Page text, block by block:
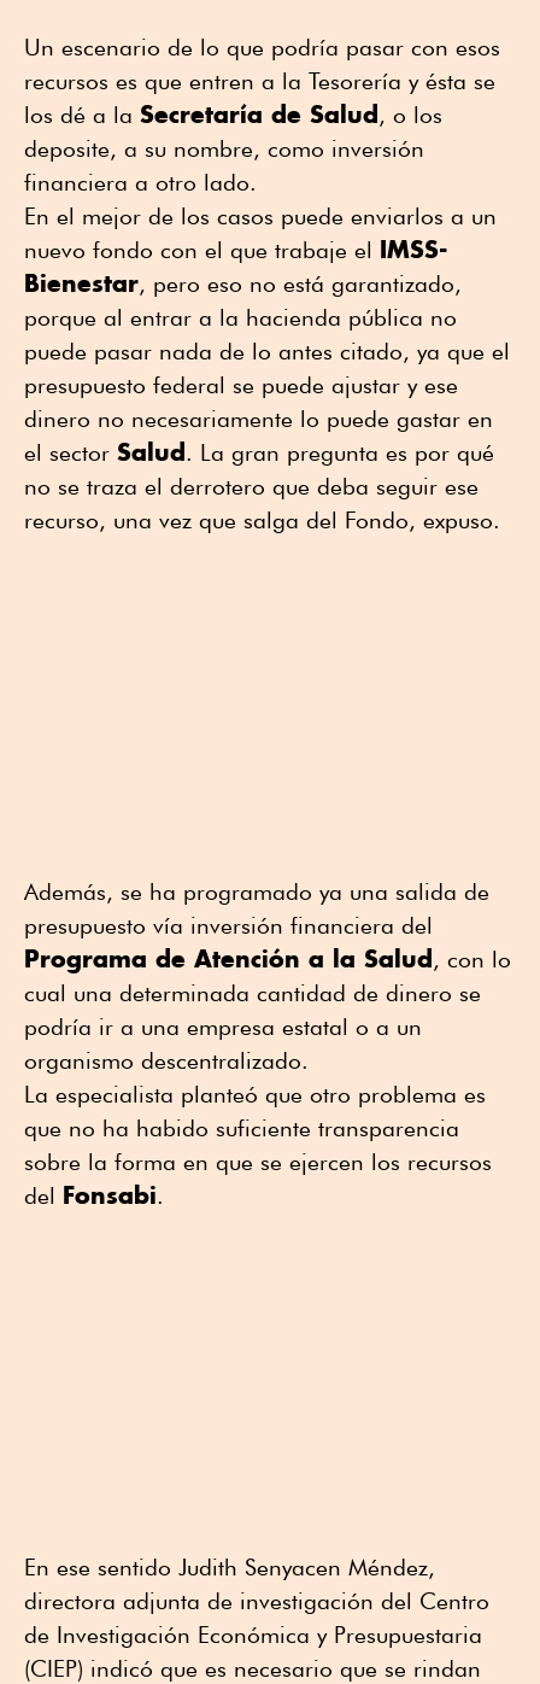
Un escenario de lo que podría pasar con esos
recursos es que entren a la Tesorería y ésta se
los dé a la Secretaría de Salud , o los
deposite, a su nombre, como inversión
financiera a otro lado.
En el mejor de los casos puede enviarlos a un
nuevo fondo con el que trabaje el IMSS-
Bienestar, pero eso no está garantizado,
porque al entrar a la hacienda pública no
puede pasar nada de lo antes citado, ya que el
presupuesto federal se puede ajustar y ese
dinero no necesariamente lo puede gastar en
el sector Salud . La gran pregunta es por qué
no se traza el derrotero que deba seguir ese
recurso, una vez que salga del Fondo, expuso.
Además, se ha programado ya una salida de
presupuesto vía inversión financiera del
Programa de Atención a la Salud , con lo
cual una determinada cantidad de dinero se
podría ir a una empresa estatal o a un
organismo descentralizado.
La especialista planteó que otro problema es
que no ha habido suficiente transparencia
sobre la forma en que se ejercen los recursos
del Fonsabi.
En ese sentido Judith Senyacen Méndez,
directora adjunta de investigación del Centro
de Investigación Económica y Presupuestaria
(CIEP) indicó que es necesario que se rindan